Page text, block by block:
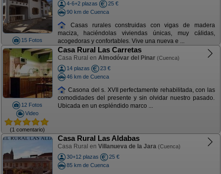
15 Fotos
4-6+2 plazas
25 €
90 km de Cuenca
Casas rurales construidas con vigas de madera
maciza, haciéndolas viviendas únicas, muy cálidas,
acogedoras y confortables. Vive una nueva e ...
12 Fotos
Video
(1 comentario)
Casa Rural Las Carretas
Casa Rural en Almodóvar del Pinar (Cuenca)
14 plazas
23 €
46 km de Cuenca
Casona del s. XVII perfectamente rehabilitada, con las
comodidades del presente y sin olvidar nuestro pasado.
Ubicada en un espléndido marco ...
Casa Rural Las Aldabas
Casa Rural en Villanueva de la Jara (Cuenca)
30+12 plazas
25 €
85 km de Cuenca